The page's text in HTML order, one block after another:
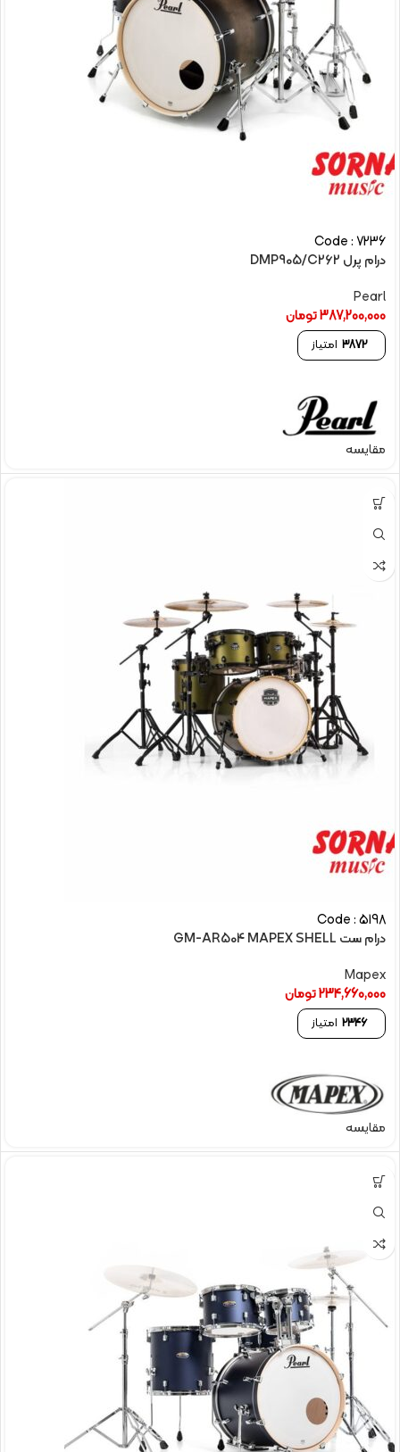
Code : 7236
درام پرل DMP905/C262
Pearl
387,200,000تومان
3872 امتیاز
مقایسه
Code : 5198
درام ست GM-AR504 MAPEX SHELL
Mapex
234,660,000تومان
2346 امتیاز
مقایسه